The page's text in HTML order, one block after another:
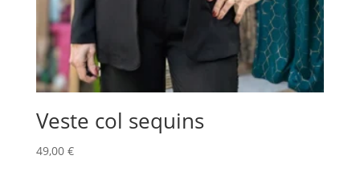
Veste col sequins
49,00 €